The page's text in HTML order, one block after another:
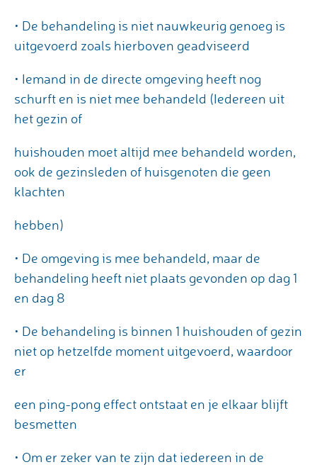
• De behandeling is niet nauwkeurig genoeg is
uitgevoerd zoals hierboven geadviseerd
• Iemand in de directe omgeving heeft nog
schurft en is niet mee behandeld (Iedereen uit
het gezin of
huishouden moet altijd mee behandeld worden,
ook de gezinsleden of huisgenoten die geen
klachten
hebben)
• De omgeving is mee behandeld, maar de
behandeling heeft niet plaats gevonden op dag 1
en dag 8
• De behandeling is binnen 1 huishouden of gezin
niet op hetzelfde moment uitgevoerd, waardoor
er
een ping-pong effect ontstaat en je elkaar blijft
besmetten
• Om er zeker van te zijn dat iedereen in de